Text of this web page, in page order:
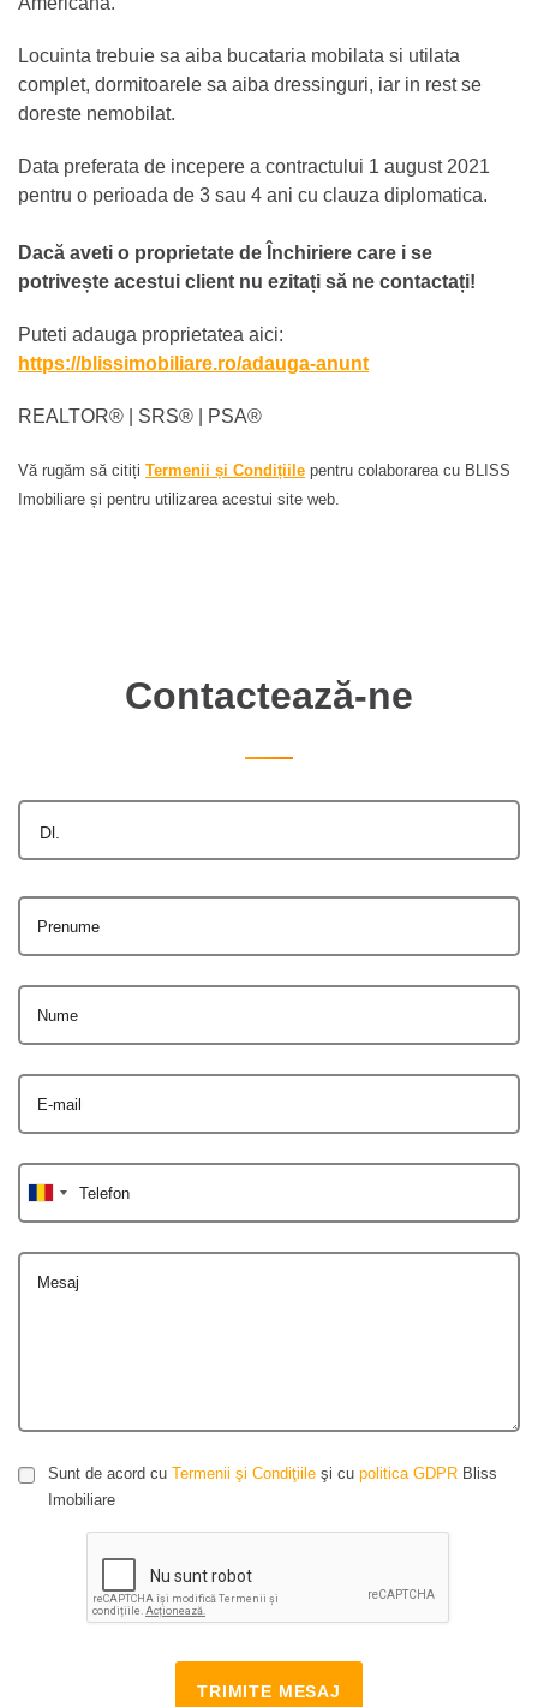
Locuinta trebuie sa aiba bucataria mobilata si utilata
complet, dormitoarele sa aiba dressinguri, iar in rest se
doreste nemobilat.
Data preferata de incepere a contractului 1 august 2021
pentru o perioada de 3 sau 4 ani cu clauza diplomatica.
Dacă aveti o proprietate de Închiriere care i se
potrivește acestui client nu ezitați să ne contactați!
Puteti adauga proprietatea aici:
https://blissimobiliare.ro/adauga-anunt
REALTOR®️ | SRS®️ | PSA®️
Vă rugăm să citiți Termenii și Condițiile pentru colaborarea cu BLISS
Imobiliare și pentru utilizarea acestui site web.
Contactează-ne
Dl.
Prenume
Nume
E-mail
Telefon
Mesaj
Sunt de acord cu Termenii şi Condiţiile şi cu politica GDPR Bliss
Imobiliare
TRIMITE MESAJ